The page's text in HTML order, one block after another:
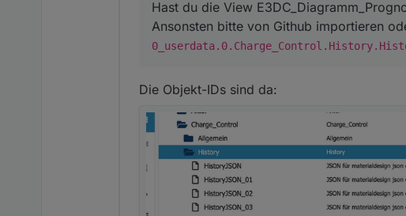
Hast du die View
Ansonsten bitte von Github importieren
Die Objekt-IDs sind da: